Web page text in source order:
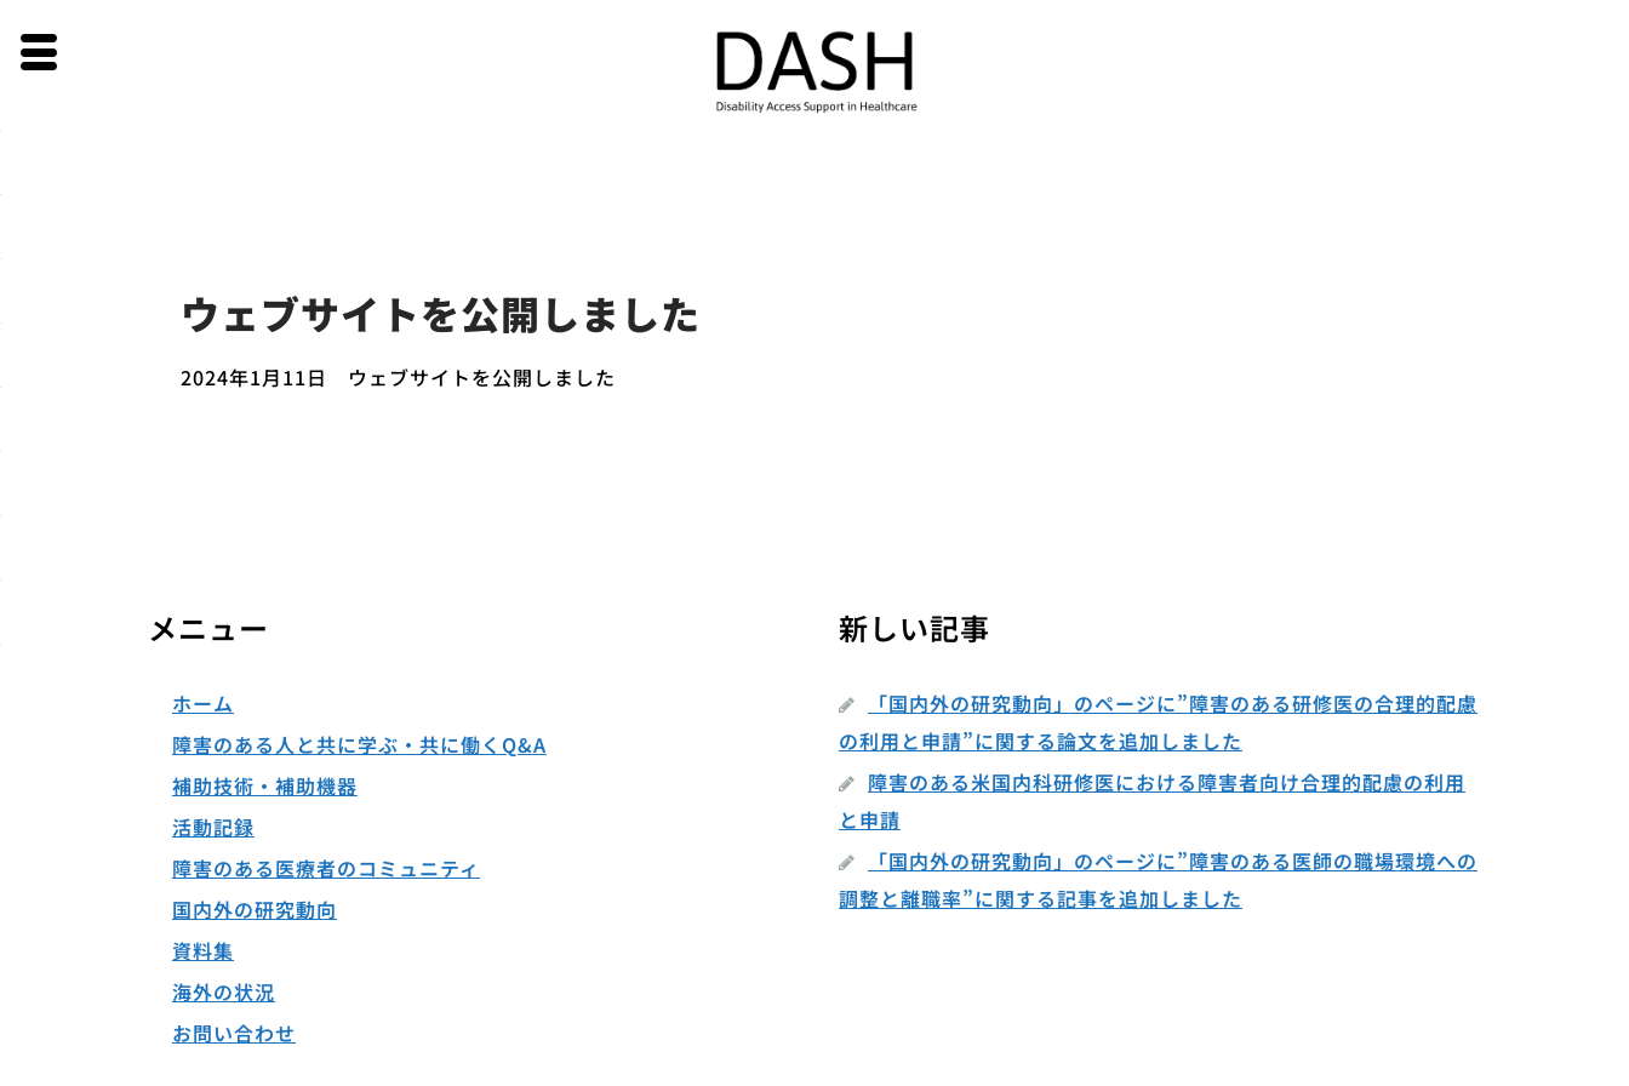
ウェブサイトを公開しました
2024年1月11日 ウェブサイトを公開しました
メニュー
ホーム
障害のある人と共に学ぶ・共に働くQ&A
補助技術・補助機器
活動記録
障害のある医療者のコミュニティ
国内外の研究動向
資料集
海外の状況
お問い合わせ
新しい記事
「国内外の研究動向」のページに”障害のある研修医の合理的配慮
の利用と申請”に関する論文を追加しました
障害のある米国内科研修医における障害者向け合理的配慮の利用
と申請
「国内外の研究動向」のページに”障害のある医師の職場環境への
調整と離職率”に関する記事を追加しました